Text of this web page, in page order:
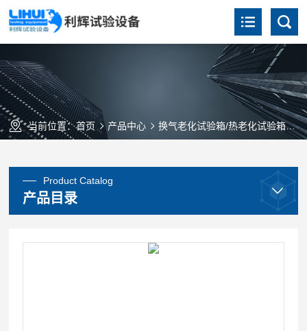
当前位置：首页 产品中心 换气老化试验箱/热老化试验箱
Product Catalog
产品目录